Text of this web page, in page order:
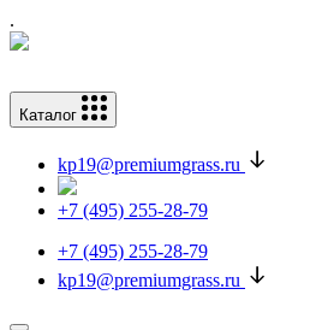
.
Каталог
kp19@premiumgrass.ru
+7 (495) 255-28-79
+7 (495) 255-28-79
kp19@premiumgrass.ru